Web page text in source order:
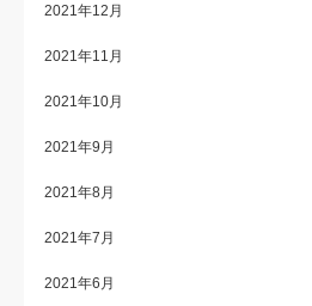
2021年12月
2021年11月
2021年10月
2021年9月
2021年8月
2021年7月
2021年6月